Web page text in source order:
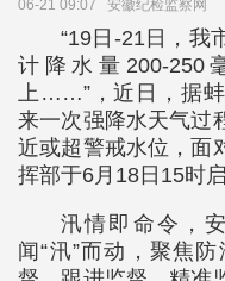
06-21 09:07 安徽纪检监察网
“19日-21日，我
计降水量200-250
上……”，近日，据蚌
来一次强降水天气过
近或超警戒水位，面
挥部于6月18日15时
汛情即命令，
闻“汛”而动，聚焦